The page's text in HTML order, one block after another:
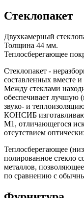
Стеклопакет
Двухкамерный
Толщина 44 мм.
Теплосберегающее
Стеклопакет -
составленных вместе
Между стеклами
обеспечивает лучшую
звуко- и
КОНСИБ
М1, отличающегося
отсутствием
Теплосберегающее
полированное стекло
металлов,
по сравнению с